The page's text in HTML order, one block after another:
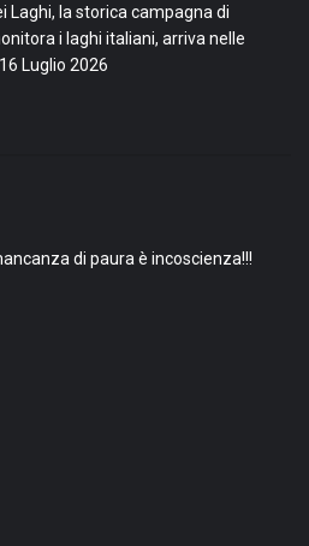
Laghi, la storica campagna di
i laghi italiani, arriva nelle
16 Luglio 2026
di paura è incoscienza!!!